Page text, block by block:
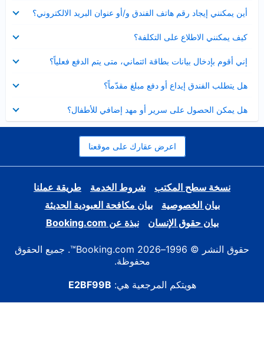
أين يمكنني إيجاد رقم هاتف الفندق و/أو عنوان البريد الالكتروني؟
عرض
مصغر
كيف يمكنني الاطلاع على التكلفة؟
مصغر
إني أقوم بإدخال بيانات بطاقة ائتماني، متى يتم الدفع فعلياً؟
مصغر
هل يتطلب الفندق إيداع أو دفع مبلغ مقدّماً؟
مصغر
هل يمكن الحصول على سرير أو مهد إضافي للأطفال؟
مصغر
اعرض عقارك على موقعنا
نسخة سطح المكتب شروط الخدمة
طريقة عملنا
بيان الخصوصية
بيان مكافحة العبودية الحديثة
بيان حقوق الإنسان
نبذة عن Booking.com
حقوق النشر © 1996–2026 Booking.com™. جميع الحقوق
محفوظة.
هويتكم المرجعية هي: E2BF99B